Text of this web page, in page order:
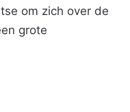
om zich over de
grote